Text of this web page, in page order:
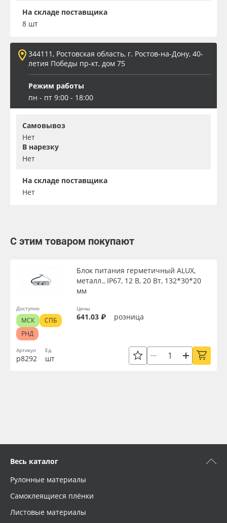
На складе поставщика
8 шт
344111, Ростовская область, г. Ростов-на-Дону, 40-
летия Победы пр-кт, дом 75
Режим работы
пн - пт 9:00 - 18:00
Самовывоз
Нет
В нарезку
Нет
На складе поставщика
Нет
С этим товаром покупают
Артикул
р8292
Блок питания герметичный ALUX,
металл., IP67, 12 В, 20 Вт, 132*30*20
мм
Ед.
шт
Цены
641.03 ₽ розница
Доступно
МСК
СПБ
РНД
Весь каталог
Рулонные материалы
Самоклеящиеся плёнки
Листовые материалы